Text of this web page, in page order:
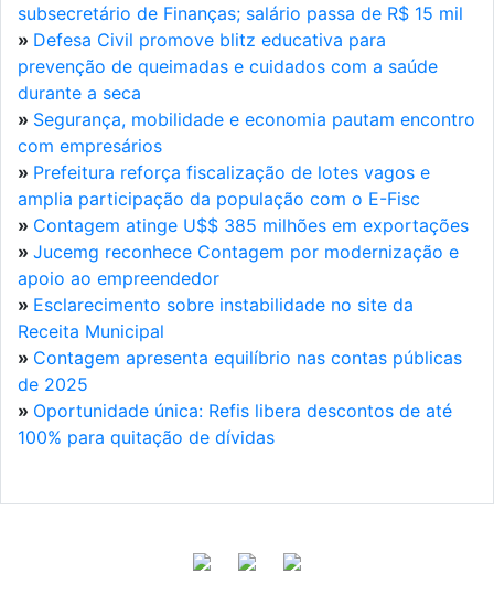
subsecretário de Finanças; salário passa de R$ 15 mil
» Defesa Civil promove blitz educativa para
prevenção de queimadas e cuidados com a saúde
durante a seca
» Segurança, mobilidade e economia pautam encontro
com empresários
» Prefeitura reforça fiscalização de lotes vagos e
amplia participação da população com o E-Fisc
» Contagem atinge U$$ 385 milhões em exportações
» Jucemg reconhece Contagem por modernização e
apoio ao empreendedor
» Esclarecimento sobre instabilidade no site da
Receita Municipal
» Contagem apresenta equilíbrio nas contas públicas
de 2025
» Oportunidade única: Refis libera descontos de até
100% para quitação de dívidas